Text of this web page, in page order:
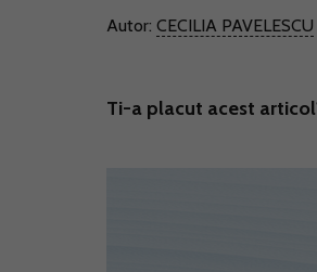
Autor: CECILIA PAVELESCU
Ti-a placut acest